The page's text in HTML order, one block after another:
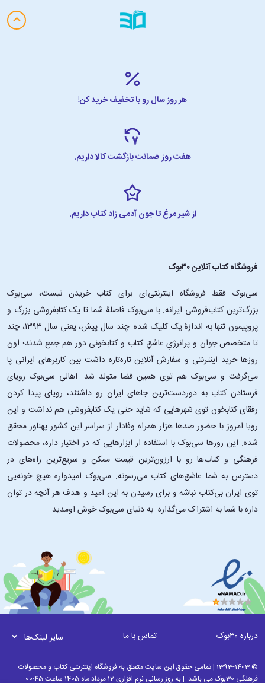
هر روز سال رو با تخفیف خرید کن!
هفت روز ضمانت بازگشت کالا داریم.
از شیر مرغ تا جون آدمی زاد کتاب داریم.
فروشگاه کتاب آنلاین ۳۰بوک
سی‌بوک فقط فروشگاه اینترنتی‌ای برای کتاب خریدن نیست، سی‌بوک
بزرگ‌ترین کتاب‌فروشی ایرانه. با سی‌بوک فاصلۀ شما تا یک کتابفروشی بزرگ و
پروپیمون تنها به اندازۀ یک کلیک شده. چند سال پیش، یعنی سال ۱۳۹۳، چند
تا متخصص جوان و پرانرژیِ عاشقِ کتاب و کتابخونی دور هم جمع شدند؛ اون‌
روزها خرید اینترنتی و سفارش آنلاین تازه‌تازه داشت بین کاربرهای ایرانی پا
می‌گرفت و سی‌بوک هم توی همین فضا متولد شد. اهالی سی‌بوک رویای
فرستادن کتاب به دوردست‌ترین جاهای ایران رو داشتند، رویای پیدا کردن
رفقای کتابخون توی شهرهایی که شاید حتی یک کتابفروشی هم نداشت و این
رویا امروز با حضور صدها هزار همراه وفادار از سراسر این کشور پهناور محقق
شده. این ‌روزها سی‌بوک با استفاده از ابزارهایی که در اختیار داره، محصولات
فرهنگی و کتاب‌ها رو با ارزون‌ترین قیمت ممکن و سریع‌ترین راه‌های در
دسترس به شما عاشق‌های کتاب می‌رسونه. سی‌بوک امیدواره هیچ خونه‌یی
توی ایران بی‌کتاب نباشه و برای رسیدن به این امید و هدف هر آنچه در توان
داره با شما به اشتراک می‌گذاره. به دنیای سی‌بوک خوش اومدید.
درباره ۳۰بوک تماس با ما سایر لینک‌ها
© 1393-1403 | تمامی حقوق این سایت متعلق به فروشگاه اینترنتی کتاب و محصولات
فرهنگی 30بوک می باشد. | به روز رسانی نرم افزاری 12 مرداد ماه 1405 ساعت 00:45